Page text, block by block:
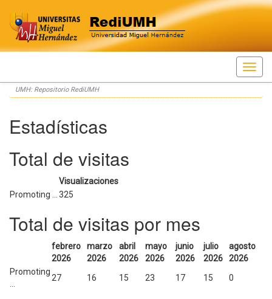
Skip
navigation
UMH: Repositorio RediUMH
Estadísticas
Total de visitas
Visualizaciones
Promoting ...
325
Total de visitas por mes
febrero
2026
marzo
2026
abril
2026
mayo
2026
junio
2026
julio
2026
agosto
2026
Promoting
27 16 15 23 17 15 0